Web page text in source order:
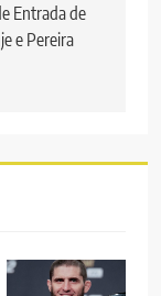
Entrada de
e Pereira